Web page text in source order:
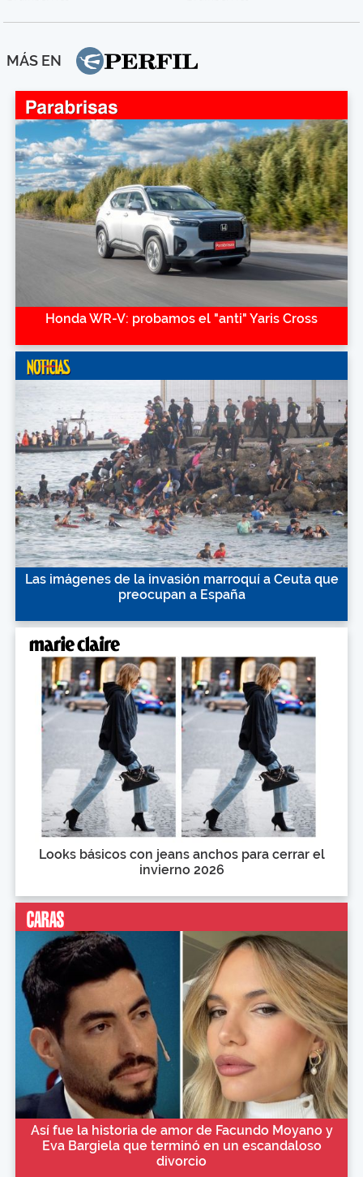
MÁS EN
Honda WR-V: probamos el "anti" Yaris Cross
Las imágenes de la invasión marroquí a Ceuta que
preocupan a España
Looks básicos con jeans anchos para cerrar el
invierno 2026
Así fue la historia de amor de Facundo Moyano y
Eva Bargiela que terminó en un escandaloso
divorcio